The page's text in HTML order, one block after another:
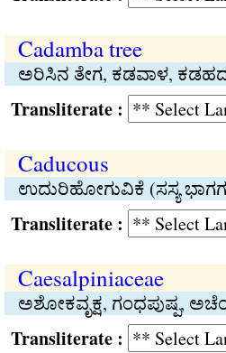
Cadamba tree
ಅರಿಸಿನ ತೇಗ, ಕಡವಾಳ,
:
Caducous
ಉದುರಿಹೋಗುವಿಕೆ (ಸಸ್ಯ
:
Caesalpiniaceae
ಅಶೋಕವೃಕ್ಷ, ಗಂಧಪುಷ್ಪ,
: